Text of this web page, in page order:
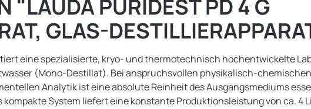
"LAUDA PURIDEST PD 4 G
GLAS-
eine spezialisierte, kryo- und thermotechnisch hochentwickelte
(Mono-Destillat). Bei anspruchsvollen physikalisch-
Analytik ist eine absolute Reinheit des Ausgangsmediums
System liefert eine konstante Produktionsleistung von ca. 4